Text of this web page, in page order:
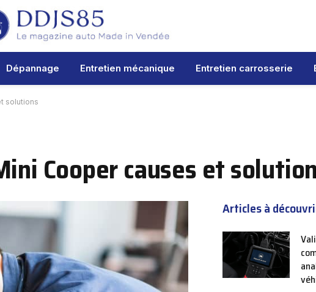
Dépannage Entretien mécanique Entretien carrosserie
solutions
Cooper causes et
Articles à